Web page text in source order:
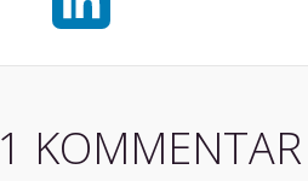
1 KOMMENTAR